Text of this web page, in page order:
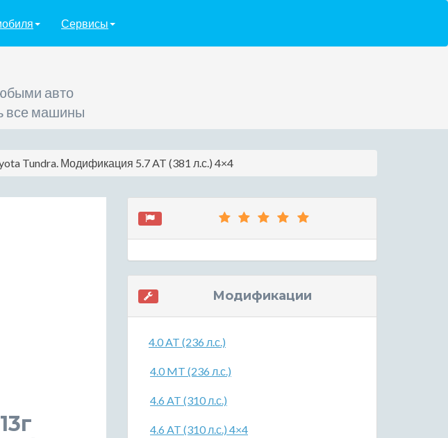
Сервисы
авто
все машины
Tundra. Модификация 5.7 AT (381 л.с.) 4×4
Модификации
4.0 AT (236 л.с.)
4.0 MT (236 л.с.)
4.6 AT (310 л.с.)
4.6 AT (310 л.с.) 4×4